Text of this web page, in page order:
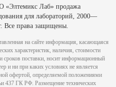
Лаб» продажа
для лабораторий, 2000—
Все права защищены.
на сайте информация, касающаяся
характеристик, наличия, стоимости
сроков поставки, носит информационный
и ни при каких условиях не является
офертой, определяемой положениями
437 ГК РФ. Размещение технических